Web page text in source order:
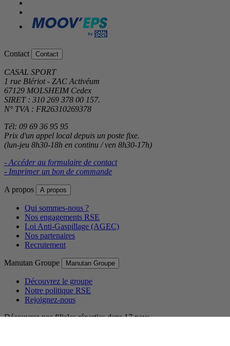
Contact Contact
CASAL SPORT
1 rue Blériot - ZAC Activéum
67129 MOLSHEIM Cedex
SIRET : 310 269 378 00 157.
N° TVA : FR26310269378
Tél: 09 69 36 95 95
Prix d'un appel local depuis un poste fixe.
(lun-jeu 8h30-18h en continu / ven 8h30-17h)
- Accéder au formulaire de contact
- Imprimer un bon de commande
A propos A propos
Qui sommes-nous ?
Nos engagements RSE
Loi Anti-Gaspillage (AGEC)
Nos partenaires
Recrutement
Manutan Groupe Manutan Groupe
Découvrez le groupe
Notre politique RSE
Rejoignez-nous
Découvrez nos filiales réparties dans 17 pays.